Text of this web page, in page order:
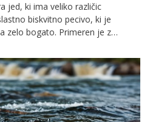
jed, ki ima veliko različic
biskvitno pecivo, ki je
zelo bogato. Primeren je za